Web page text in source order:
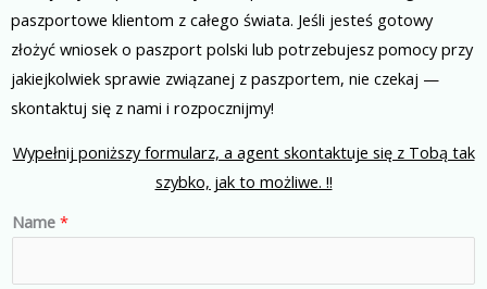
paszportowe klientom z całego świata. Jeśli jesteś gotowy
złożyć wniosek o paszport polski lub potrzebujesz pomocy przy
jakiejkolwiek sprawie związanej z paszportem, nie czekaj —
skontaktuj się z nami i rozpocznijmy!
Wypełnij poniższy formularz, a agent skontaktuje się z Tobą tak
szybko, jak to możliwe. !!
Name *